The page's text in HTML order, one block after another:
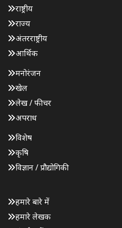
राष्ट्रीय
राज्य
अंतरराष्ट्रीय
आर्थिक
मनोरंजन
खेल
लेख / फीचर
अपराध
विशेष
कृषि
विज्ञान / प्रौद्योगिकी
हमारे बारे में
हमारे लेखक